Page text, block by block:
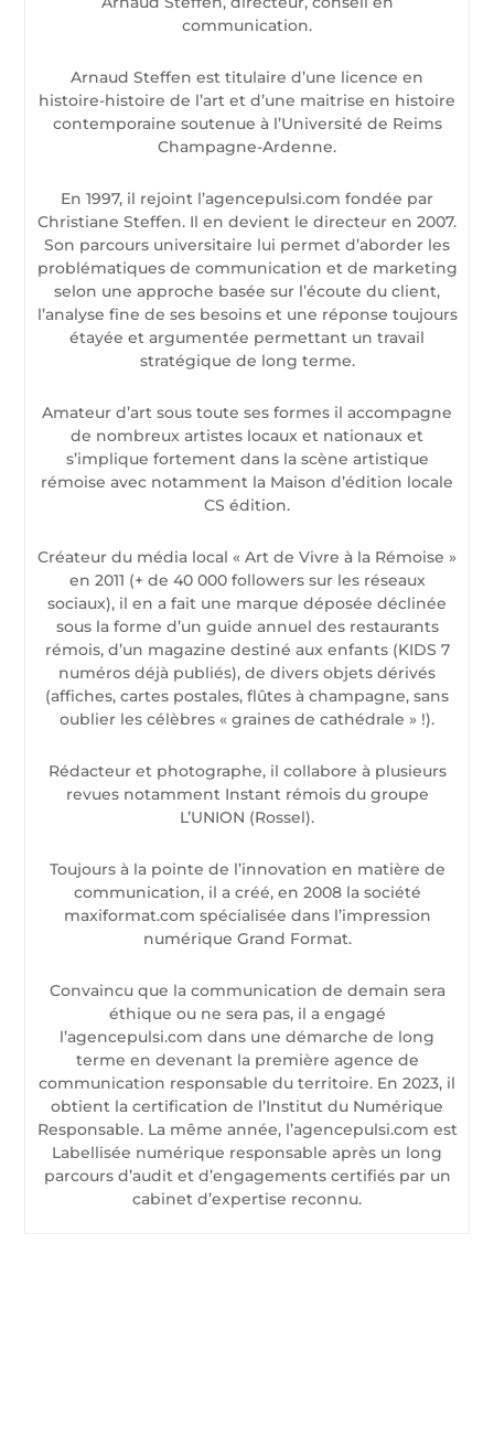
communication.
Arnaud Steffen est titulaire d’une licence en
histoire-histoire de l’art et d’une maitrise en histoire
contemporaine soutenue à l’Université de Reims
Champagne-Ardenne.
En 1997, il rejoint l’agencepulsi.com fondée par
Christiane Steffen. Il en devient le directeur en 2007.
Son parcours universitaire lui permet d’aborder les
problématiques de communication et de marketing
selon une approche basée sur l’écoute du client,
l’analyse fine de ses besoins et une réponse toujours
étayée et argumentée permettant un travail
stratégique de long terme.
Amateur d’art sous toute ses formes il accompagne
de nombreux artistes locaux et nationaux et
s’implique fortement dans la scène artistique
rémoise avec notamment la Maison d’édition locale
CS édition.
Créateur du média local « Art de Vivre à la Rémoise »
en 2011 (+ de 40 000 followers sur les réseaux
sociaux), il en a fait une marque déposée déclinée
sous la forme d’un guide annuel des restaurants
rémois, d’un magazine destiné aux enfants (KIDS 7
numéros déjà publiés), de divers objets dérivés
(affiches, cartes postales, flûtes à champagne, sans
oublier les célèbres « graines de cathédrale » !).
Rédacteur et photographe, il collabore à plusieurs
revues notamment Instant rémois du groupe
L’UNION (Rossel).
Toujours à la pointe de l’innovation en matière de
communication, il a créé, en 2008 la société
maxiformat.com spécialisée dans l’impression
numérique Grand Format.
Convaincu que la communication de demain sera
éthique ou ne sera pas, il a engagé
l’agencepulsi.com dans une démarche de long
terme en devenant la première agence de
communication responsable du territoire. En 2023, il
obtient la certification de l’Institut du Numérique
Responsable. La même année, l’agencepulsi.com est
Labellisée numérique responsable après un long
parcours d’audit et d’engagements certifiés par un
cabinet d’expertise reconnu.